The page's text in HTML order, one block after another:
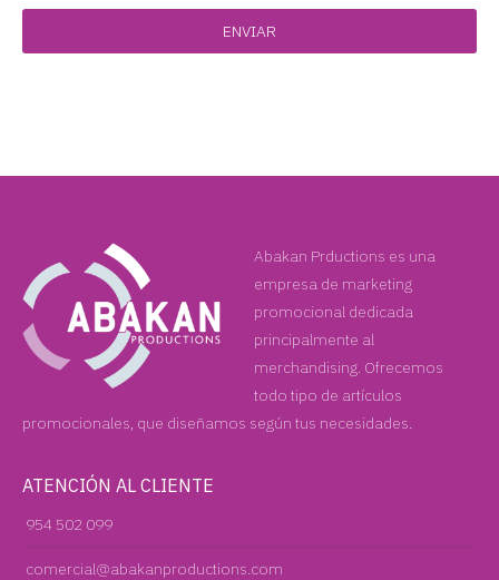
Abakan Prductions es una
empresa de marketing
promocional dedicada
principalmente al
merchandising. Ofrecemos
todo tipo de artículos
promocionales, que diseñamos según tus necesidades.
ATENCIÓN AL CLIENTE
954 502 099
comercial@abakanproductions.com